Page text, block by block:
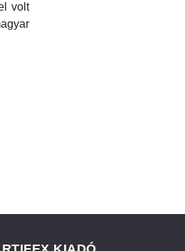
volt